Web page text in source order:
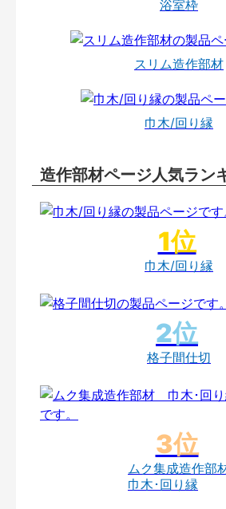
浴室枠
スリム造作部材
巾木/回り縁
造作部材ページ人気ラン
巾木/回り縁
格子間仕切
ムク集成造作部
巾木･回り縁